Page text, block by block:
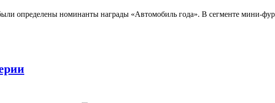
определены номинанты награды «Автомобиль года». В сегменте мини-